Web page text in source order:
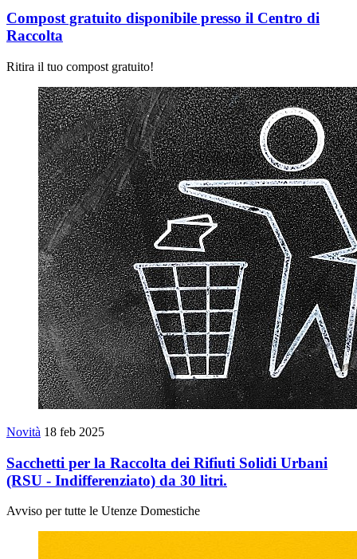
Compost gratuito disponibile presso il Centro di
Raccolta
Ritira il tuo compost gratuito!
Novità 18 feb 2025
Sacchetti per la Raccolta dei Rifiuti Solidi Urbani
(RSU - Indifferenziato) da 30 litri.
Avviso per tutte le Utenze Domestiche